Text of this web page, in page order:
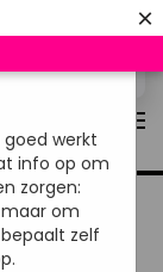
×
werkt
info op om
zorgen:
om
zelf